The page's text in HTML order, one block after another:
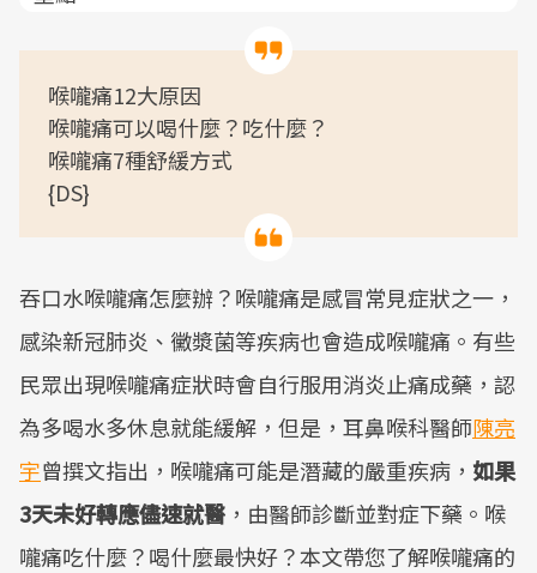
喉嚨痛12大原因
喉嚨痛可以喝什麼？吃什麼？
喉嚨痛7種舒緩方式
{DS}
吞口水喉嚨痛怎麼辦？喉嚨痛是感冒常見症狀之一，
感染新冠肺炎、黴漿菌等疾病也會造成喉嚨痛。有些
民眾出現喉嚨痛症狀時會自行服用消炎止痛成藥，認
為多喝水多休息就能緩解，但是，耳鼻喉科醫師陳亮
宇曾撰文指出，喉嚨痛可能是潛藏的嚴重疾病， 如果
3天未好轉應儘速就醫 ，由醫師診斷並對症下藥。喉
嚨痛吃什麼？喝什麼最快好？本文帶您了解喉嚨痛的